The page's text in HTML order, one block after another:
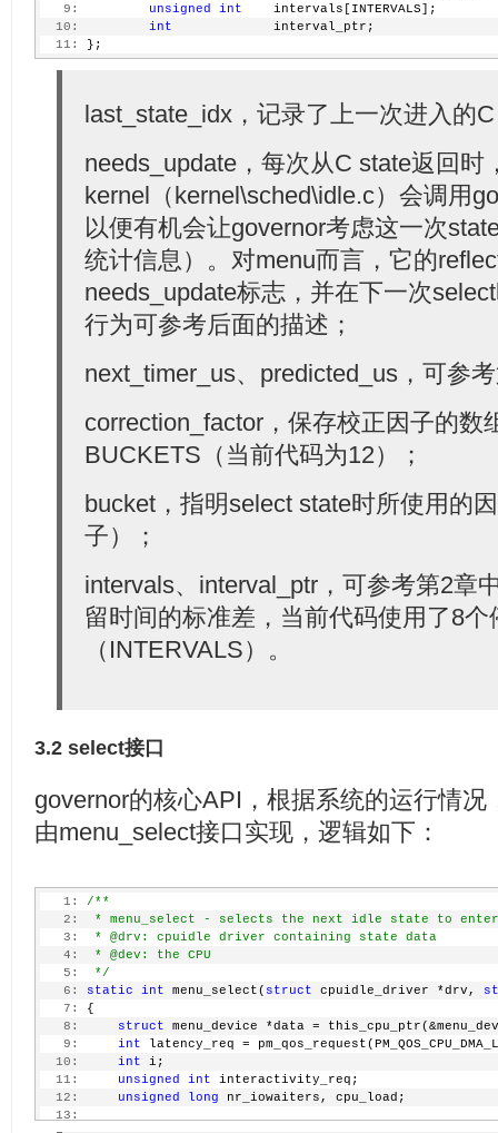
   9:
unsigned int
    intervals[INTERVALS];
  10:
int
             interval_ptr;
  11:
};
last_state_idx，记录了上一次进入的
needs_update，每次从C state返回时
kernel（kernel\sched\idle.c）会调用
以便有机会让governor考虑这一次
统计信息）。对menu而言，它的
needs_update标志，并在下一次
行为可参考后面的描述；
next_timer_us、predicted_us，可参
correction_factor，保存校正因子的数
BUCKETS（当前代码为12）；
bucket，指明select state时所使用的
子）；
intervals、interval_ptr，可参考第2章
留时间的标准差，当前代码使用了8个
（INTERVALS）。
3.2 select接口
governor的核心API，根据系统的运行情
由menu_select接口实现，逻辑如下：
   1:
/**
   2:
* menu_select - selects the next idle state to enter
   3:
* @drv: cpuidle driver containing state data
   4:
* @dev: the CPU
   5:
*/
   6:
static int menu_select( struct cpuidle_driver *drv,
   7:
{
   8:
struct menu_device *data =
   9:
int latency_req =
  10:
int i;
  11:
unsigned int interactivity_req;
  12:
unsigned long nr_iowaiters, cpu_load;
  13: